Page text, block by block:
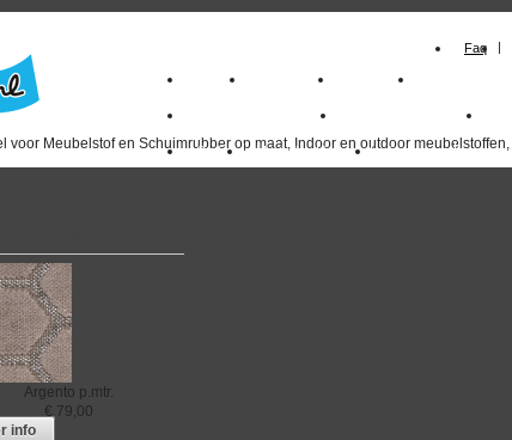
Faq
voor Meubelstof en Schuimrubber op maat, Indoor en outdoor
Home Meubelstof Kunstleer
milano_outdoorstoffen skai kunstleer kopen
Outlet Meubelstof indoor duurzaam
Argento p.mtr.
€ 79,00
info